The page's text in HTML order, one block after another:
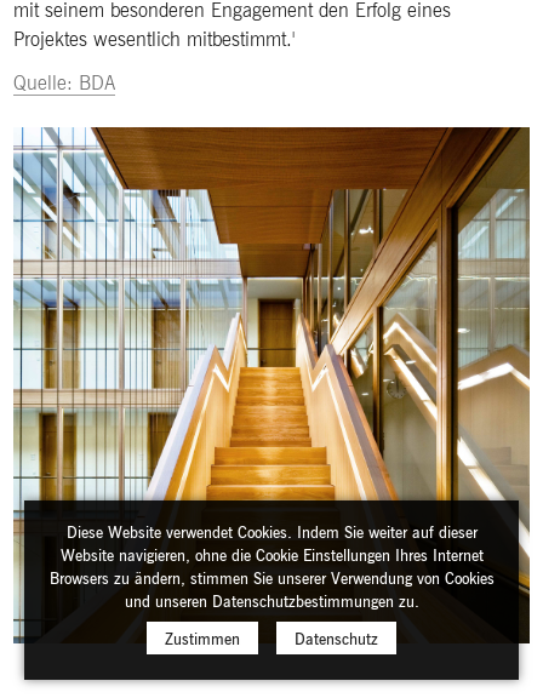
mit seinem besonderen Engagement den Erfolg eines
Projektes wesentlich mitbestimmt.
Quelle: BDA
Diese Website verwendet Cookies. Indem Sie weiter auf dieser
Website navigieren, ohne die Cookie Einstellungen Ihres Internet
Browsers zu ändern, stimmen Sie unserer Verwendung von Cookies
und unseren Datenschutzbestimmungen zu.
Zustimmen
Datenschutz